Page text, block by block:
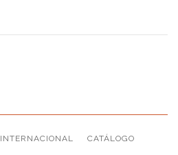
INTERNACIONAL CATÁLOGO